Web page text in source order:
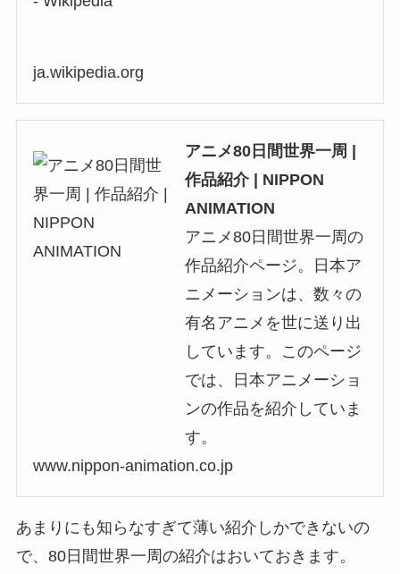
ja.wikipedia.org
アニメ80日間世界一周 |
作品紹介 | NIPPON
ANIMATION
アニメ80日間世界一周の
作品紹介ページ。日本ア
ニメーションは、数々の
有名アニメを世に送り出
しています。このページ
では、日本アニメーショ
ンの作品を紹介していま
す。
www.nippon-animation.co.jp
あまりにも知らなすぎて薄い紹介しかできないの
で、80日間世界一周の紹介はおいておきます。